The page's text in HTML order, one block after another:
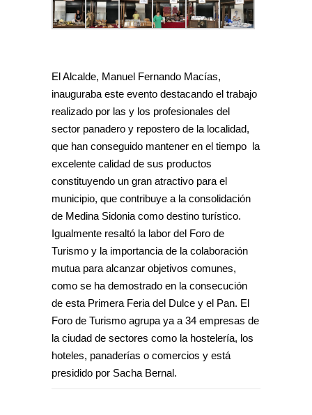
El Alcalde, Manuel Fernando Macías,
inauguraba este evento destacando el trabajo
realizado por las y los profesionales del
sector panadero y repostero de la localidad,
que han conseguido mantener en el tiempo la
excelente calidad de sus productos
constituyendo un gran atractivo para el
municipio, que contribuye a la consolidación
de Medina Sidonia como destino turístico.
Igualmente resaltó la labor del Foro de
Turismo y la importancia de la colaboración
mutua para alcanzar objetivos comunes,
como se ha demostrado en la consecución
de esta Primera Feria del Dulce y el Pan. El
Foro de Turismo agrupa ya a 34 empresas de
la ciudad de sectores como la hostelería, los
hoteles, panaderías o comercios y está
presidido por Sacha Bernal.